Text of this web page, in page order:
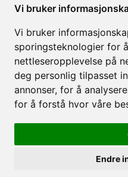
Vi bruker
Vi bruker
sporingsteknologier for
nettleseropplevelse på
deg personlig tilpasset
annonser, for å
for å forstå hvor våre
Endre
+47 95722742
org 931700456
SOSIALE MEDIER
Instagram
OVERNATTING
Ospero
Knausen
LAUV Tretopphytter ©